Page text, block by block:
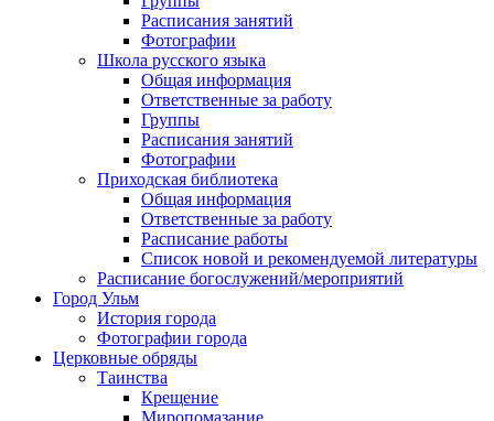
Расписания занятий
Фотографии
Школа русского языка
Общая информация
Ответственные за работу
Группы
Расписания занятий
Фотографии
Приходская библиотека
Общая информация
Ответственные за работу
Расписание работы
Список новой и рекомендуемой литературы
Расписание богослужений/мероприятий
Город Ульм
История города
Фотографии города
Церковные обряды
Таинства
Крещение
Миропомазание